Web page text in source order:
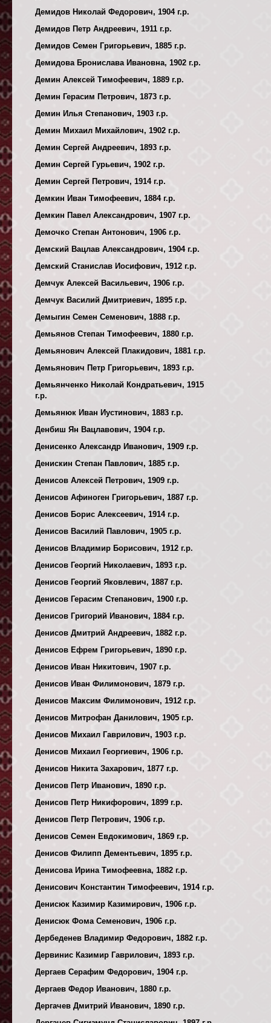
Демидов Николай Федорович, 1904 г.р.
Демидов Петр Андреевич, 1911 г.р.
Демидов Семен Григорьевич, 1885 г.р.
Демидова Бронислава Ивановна, 1902 г.р.
Демин Алексей Тимофеевич, 1889 г.р.
Демин Герасим Петрович, 1873 г.р.
Демин Илья Степанович, 1903 г.р.
Демин Михаил Михайлович, 1902 г.р.
Демин Сергей Андреевич, 1893 г.р.
Демин Сергей Гурьевич, 1902 г.р.
Демин Сергей Петрович, 1914 г.р.
Демкин Иван Тимофеевич, 1884 г.р.
Демкин Павел Александрович, 1907 г.р.
Демочко Степан Антонович, 1906 г.р.
Демский Вацлав Александрович, 1904 г.р.
Демский Станислав Иосифович, 1912 г.р.
Демчук Алексей Васильевич, 1906 г.р.
Демчук Василий Дмитриевич, 1895 г.р.
Демыгин Семен Семенович, 1888 г.р.
Демьянов Степан Тимофеевич, 1880 г.р.
Демьянович Алексей Плакидович, 1881 г.р.
Демьянович Петр Григорьевич, 1893 г.р.
Демьянченко Николай Кондратьевич, 1915
г.р.
Демьянюк Иван Иустинович, 1883 г.р.
Денбиш Ян Вацлавович, 1904 г.р.
Денисенко Александр Иванович, 1909 г.р.
Денискин Степан Павлович, 1885 г.р.
Денисов Алексей Петрович, 1909 г.р.
Денисов Афиноген Григорьевич, 1887 г.р.
Денисов Борис Алексеевич, 1914 г.р.
Денисов Василий Павлович, 1905 г.р.
Денисов Владимир Борисович, 1912 г.р.
Денисов Георгий Николаевич, 1893 г.р.
Денисов Георгий Яковлевич, 1887 г.р.
Денисов Герасим Степанович, 1900 г.р.
Денисов Григорий Иванович, 1884 г.р.
Денисов Дмитрий Андреевич, 1882 г.р.
Денисов Ефрем Григорьевич, 1890 г.р.
Денисов Иван Никитович, 1907 г.р.
Денисов Иван Филимонович, 1879 г.р.
Денисов Максим Филимонович, 1912 г.р.
Денисов Митрофан Данилович, 1905 г.р.
Денисов Михаил Гаврилович, 1903 г.р.
Денисов Михаил Георгиевич, 1906 г.р.
Денисов Никита Захарович, 1877 г.р.
Денисов Петр Иванович, 1890 г.р.
Денисов Петр Никифорович, 1899 г.р.
Денисов Петр Петрович, 1906 г.р.
Денисов Семен Евдокимович, 1869 г.р.
Денисов Филипп Дементьевич, 1895 г.р.
Денисова Ирина Тимофеевна, 1882 г.р.
Денисович Константин Тимофеевич, 1914 г.р.
Денисюк Казимир Казимирович, 1906 г.р.
Денисюк Фома Семенович, 1906 г.р.
Дербеденев Владимир Федорович, 1882 г.р.
Дервинис Казимир Гаврилович, 1893 г.р.
Дергаев Серафим Федорович, 1904 г.р.
Дергаев Федор Иванович, 1880 г.р.
Дергачев Дмитрий Иванович, 1890 г.р.